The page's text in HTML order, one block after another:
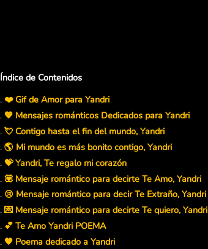
Índice de Contenidos
❤️ Gif de Amor para Yandri
💖 Mensajes románticos Dedicados para Yandri
💘 Contigo hasta el fin del mundo, Yandri
🌎 Mi mundo es más bonito contigo, Yandri
💝 Yandri, Te regalo mi corazón
💟 Mensaje romántico para decirte Te Amo, Yandri
😢 Mensaje romántico para decir Te Extraño, Yandri
💌 Mensaje romántico para decirte Te quiero, Yandri
💕 Te Amo Yandri POEMA
🧡 Poema dedicado a Yandri